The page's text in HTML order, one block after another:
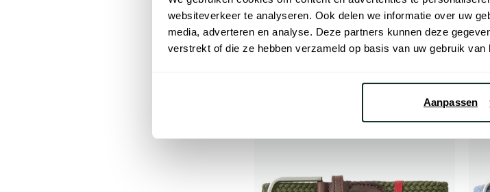
websiteverkeer te analyseren. Ook delen we informatie over uw
media, adverteren en analyse. Deze partners kunnen deze
verstrekt of die ze hebben verzameld op basis van uw gebruik van
Aanpassen
€
Toevoegen